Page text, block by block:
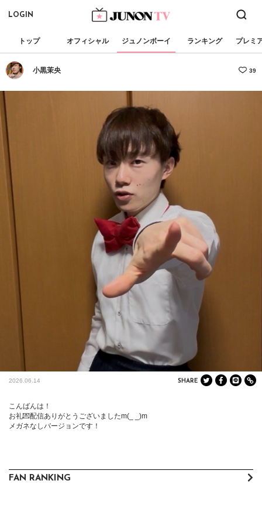
LOGIN
トップ オフィシャル ジュノンボーイ ランキング プレミ
小黒茉央 39
2026.06.14 SHARE
こんばんは！
お礼💌配信ありがとうございましたm(_ _)m
メガネなしバージョンです！
FAN RANKING